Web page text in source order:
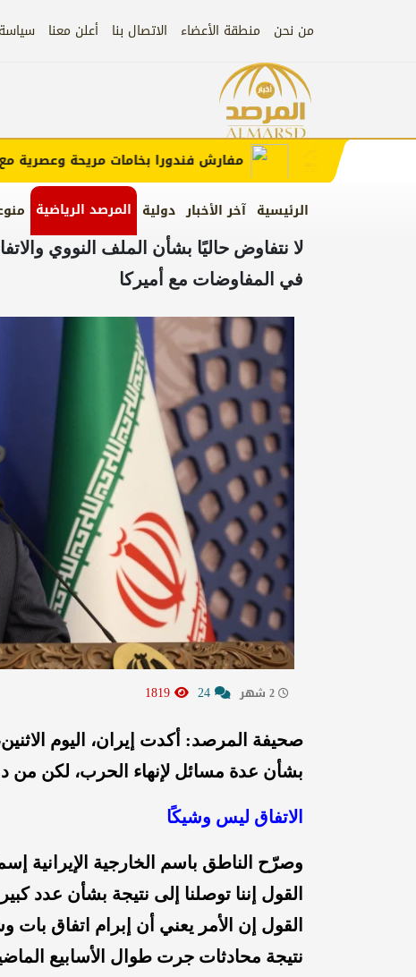
من نحن منطقة الأعضاء الاتصال بنا أعلن معنا
الرئيسية آخر الأخبار دولية المرصد الرياضية
مفارش فندورا بخامات مريحة وعصرية مع
لا نتفاوض حاليًا بشأن الملف النووي
في المفاوضات مع أميركا
صحيفة المرصد: أكدت إيران، اليوم
بشأن عدة مسائل لإنهاء الحرب، لكن من
الاتفاق ليس وشيكًا
وصرّح الناطق باسم الخارجية الإيرانية
القول إننا توصلنا إلى نتيجة بشأن عدد
القول إن الأمر يعني أن إبرام اتفاق
نتيجة محادثات جرت طوال الأسابيع